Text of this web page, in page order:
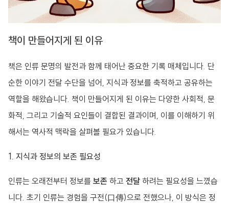
책이 만들어지게 된 이유
책은 인류 문명의 발전과 함께 태어난 중요한 기록 매체입니다. 단
순한 이야기 전달 수단을 넘어, 지식과 정보를 축적하고 공유하는
역할을 해왔습니다. 책이 만들어지게 된 이유는 다양한 사회적, 문
화적, 그리고 기술적 요인들이 결합된 결과이며, 이를 이해하기 위
해서는 역사적 맥락을 살펴볼 필요가 있습니다.
1. 지식과 정보의 보존 필요성
인류는 오래전부터 정보를 보존 하고 전달 하려는 필요성을 느꼈습
니다. 초기 인류는 경험을 구전(口傳)으로 전했으나, 이 방식은 정